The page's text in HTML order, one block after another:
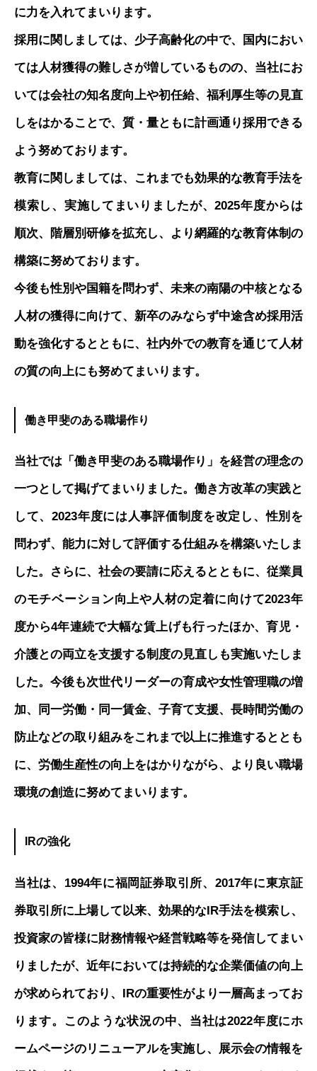
に力を入れてまいります。
採用に関しましては、少子高齢化の中で、国内におい
ては人材獲得の難しさが増しているものの、当社にお
いては会社の知名度向上や初任給、福利厚生等の見直
しをはかることで、質・量ともに計画通り採用できる
よう努めております。
教育に関しましては、これまでも効果的な教育手法を
模索し、実施してまいりましたが、2025年度からは
順次、階層別研修を拡充し、より網羅的な教育体制の
構築に努めております。
今後も性別や国籍を問わず、未来の南陽の中核となる
人材の獲得に向けて、新卒のみならず中途含め採用活
動を強化するとともに、社内外での教育を通じて人材
の質の向上にも努めてまいります。
働き甲斐のある職場作り
当社では「働き甲斐のある職場作り」を経営の理念の
一つとして掲げてまいりました。働き方改革の実践と
して、2023年度には人事評価制度を改定し、性別を
問わず、能力に対して評価する仕組みを構築いたしま
した。さらに、社会の要請に応えるとともに、従業員
のモチベーション向上や人材の定着に向けて2023年
度から4年連続で大幅な賃上げも行ったほか、育児・
介護との両立を支援する制度の見直しも実施いたしま
した。今後も次世代リーダーの育成や女性管理職の増
加、同一労働・同一賃金、子育て支援、長時間労働の
防止などの取り組みをこれまで以上に推進するととも
に、労働生産性の向上をはかりながら、より良い職場
環境の創造に努めてまいります。
IRの強化
当社は、1994年に福岡証券取引所、2017年に東京証
券取引所に上場して以来、効果的なIR手法を模索し、
投資家の皆様に財務情報や経営戦略等を発信してまい
りましたが、近年においては持続的な企業価値の向上
が求められており、IRの重要性がより一層高まってお
ります。このような状況の中、当社は2022年度にホ
ームページのリニューアルを実施し、展示会の情報を